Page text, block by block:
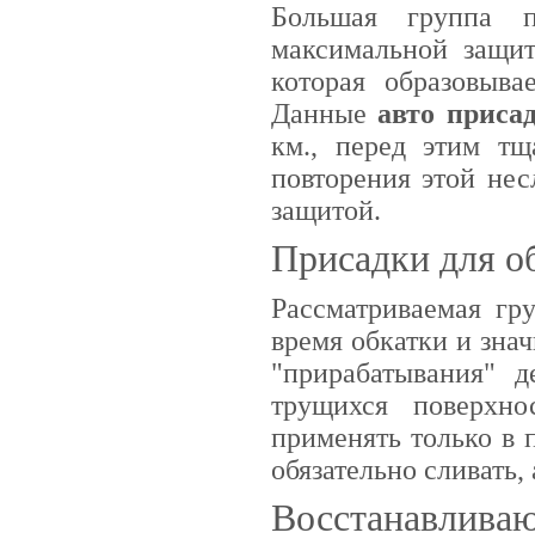
Большая группа
максимальной
которая
Данныеавто
км., перед этим
повторения этой
защитой.
Присадки для
Рассматриваемая
время обкатки и
"прирабатывания"
трущихся
применять только в
обязательно